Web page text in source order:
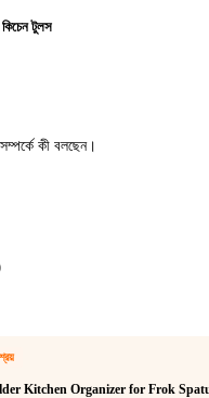
কিচেন টুলস
কী বলছেন।
Kitchen Organizer for Frok